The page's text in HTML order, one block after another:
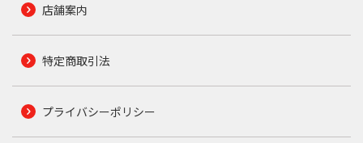
店舗案内
特定商取引法
プライバシーポリシー